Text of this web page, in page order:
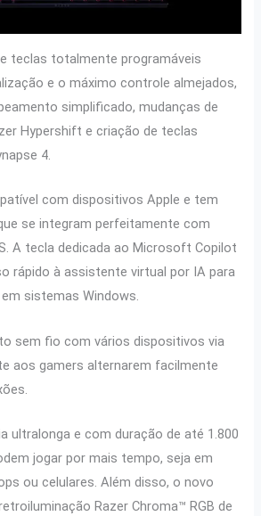
teclas totalmente programáveis
e o máximo controle almejados,
simplificado, mudanças de
Hypershift e criação de teclas
4.
com dispositivos Apple e tem
se integram perfeitamente com
A tecla dedicada ao Microsoft Copilot
rápido à assistente virtual por IA para
sistemas Windows.
sem fio com vários dispositivos via
aos gamers alternarem facilmente
ultralonga e com duração de até 1.800
jogar por mais tempo, seja em
ou celulares. Além disso, o novo
Razer Chroma™ RGB de